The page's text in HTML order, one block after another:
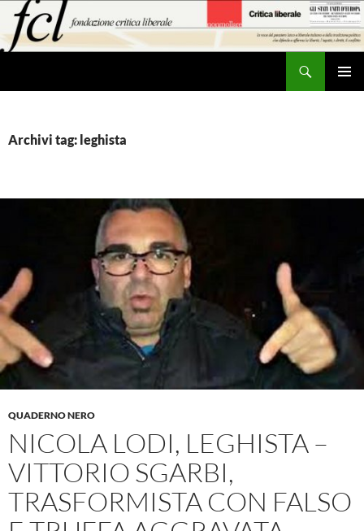
contenuto
Archivi tag: leghista
QUADERNO NERO
NICOLA LODI, LEGHISTA –
VITTORIO SGARBI,
TRASFORMISTA CON FALSO